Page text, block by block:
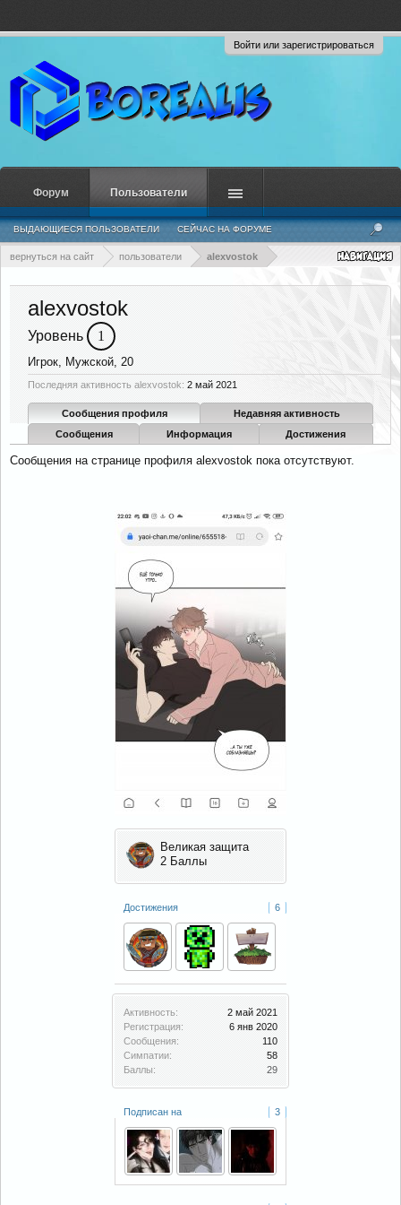
Войти или зарегистрироваться
вернуться на сайт пользователи alexvostok
Великая защита
2 Баллы
Достижения 6
Активность:
2 май 2021
Регистрация:
6 янв 2020
Сообщения:
110
Симпатии:
58
Баллы:
29
Подписан на 3
alexvostok
Уровень 1
Игрок, Мужской, 20
Последняя активность alexvostok: 2 май 2021
Сообщения профиля
Недавняя активность
Сообщения
Информация Достижения
Сообщения на странице профиля alexvostok пока отсутствуют.
Форум Пользователи
ВЫДАЮЩИЕСЯ ПОЛЬЗОВАТЕЛИ СЕЙЧАС НА ФОРУМЕ
НЕДАВНЯЯ АКТИВНОСТЬ НОВЫЕ СООБЩЕНИЯ ПРОФИЛЯ